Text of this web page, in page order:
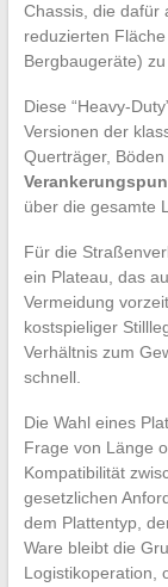
Chassis, die dafür
reduzierten
Bergbaugeräte)
Diese “Heavy-
Versionen der
Querträger,
über die gesamte
Für die
ein Plateau, das
Vermeidung
kostspieliger
Verhältnis zum
schnell.
Die Wahl eines
Frage von Länge
Kompatibilität
gesetzlichen
dem Plattentyp,
Ware bleibt die
Logistikoperation,